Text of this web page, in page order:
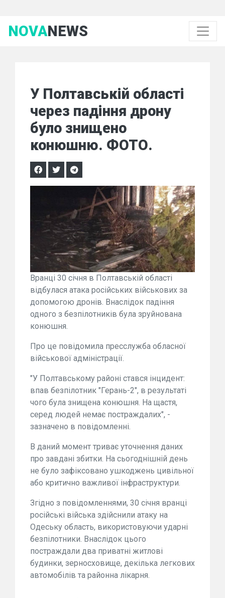
NOVANEWS
У Полтавській області
через падіння дрону
було знищено
конюшню. ФОТО.
Вранці 30 січня в Полтавській області
відбулася атака російських військових за
допомогою дронів. Внаслідок падіння
одного з безпілотників була зруйнована
конюшня.
Про це повідомила пресслужба обласної
військової адміністрації.
"У Полтавському районі стався інцидент:
впав безпілотник "Герань-2", в результаті
чого була знищена конюшня. На щастя,
серед людей немає постраждалих", -
зазначено в повідомленні.
В даний момент триває уточнення даних
про завдані збитки. На сьогоднішній день
не було зафіксовано ушкоджень цивільної
або критично важливої інфраструктури.
Згідно з повідомленнями, 30 січня вранці
російські війська здійснили атаку на
Одеську область, використовуючи ударні
безпілотники. Внаслідок цього
постраждали два приватні житлові
будинки, зерносховище, декілька легкових
автомобілів та районна лікарня.